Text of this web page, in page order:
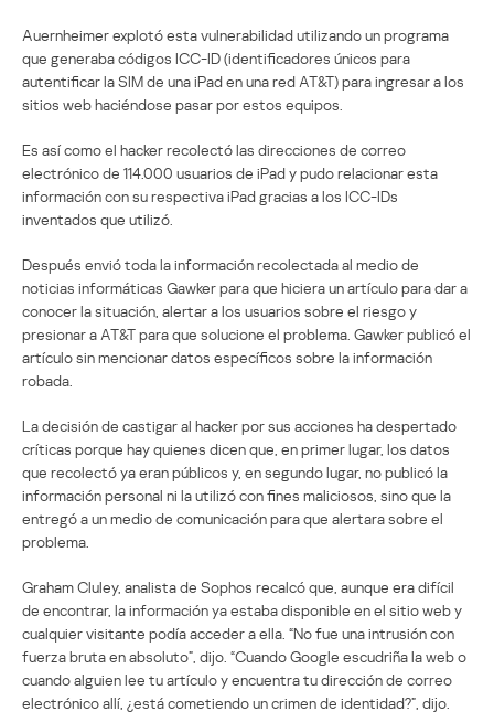
Auernheimer explotó esta vulnerabilidad utilizando un programa
que generaba códigos ICC-ID (identificadores únicos para
autentificar la SIM de una iPad en una red AT&T) para ingresar a los
sitios web haciéndose pasar por estos equipos.
Es así como el hacker recolectó las direcciones de correo
electrónico de 114.000 usuarios de iPad y pudo relacionar esta
información con su respectiva iPad gracias a los ICC-IDs
inventados que utilizó.
Después envió toda la información recolectada al medio de
noticias informáticas Gawker para que hiciera un artículo para dar a
conocer la situación, alertar a los usuarios sobre el riesgo y
presionar a AT&T para que solucione el problema. Gawker publicó el
artículo sin mencionar datos específicos sobre la información
robada.
La decisión de castigar al hacker por sus acciones ha despertado
críticas porque hay quienes dicen que, en primer lugar, los datos
que recolectó ya eran públicos y, en segundo lugar, no publicó la
información personal ni la utilizó con fines maliciosos, sino que la
entregó a un medio de comunicación para que alertara sobre el
problema.
Graham Cluley, analista de Sophos recalcó que, aunque era difícil
de encontrar, la información ya estaba disponible en el sitio web y
cualquier visitante podía acceder a ella. “No fue una intrusión con
fuerza bruta en absoluto”, dijo. “Cuando Google escudriña la web o
cuando alguien lee tu artículo y encuentra tu dirección de correo
electrónico allí, ¿está cometiendo un crimen de identidad?”, dijo.